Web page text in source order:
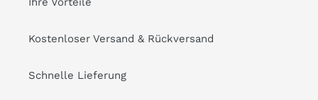
Kostenloser Versand & Rückversand
Schnelle Lieferung